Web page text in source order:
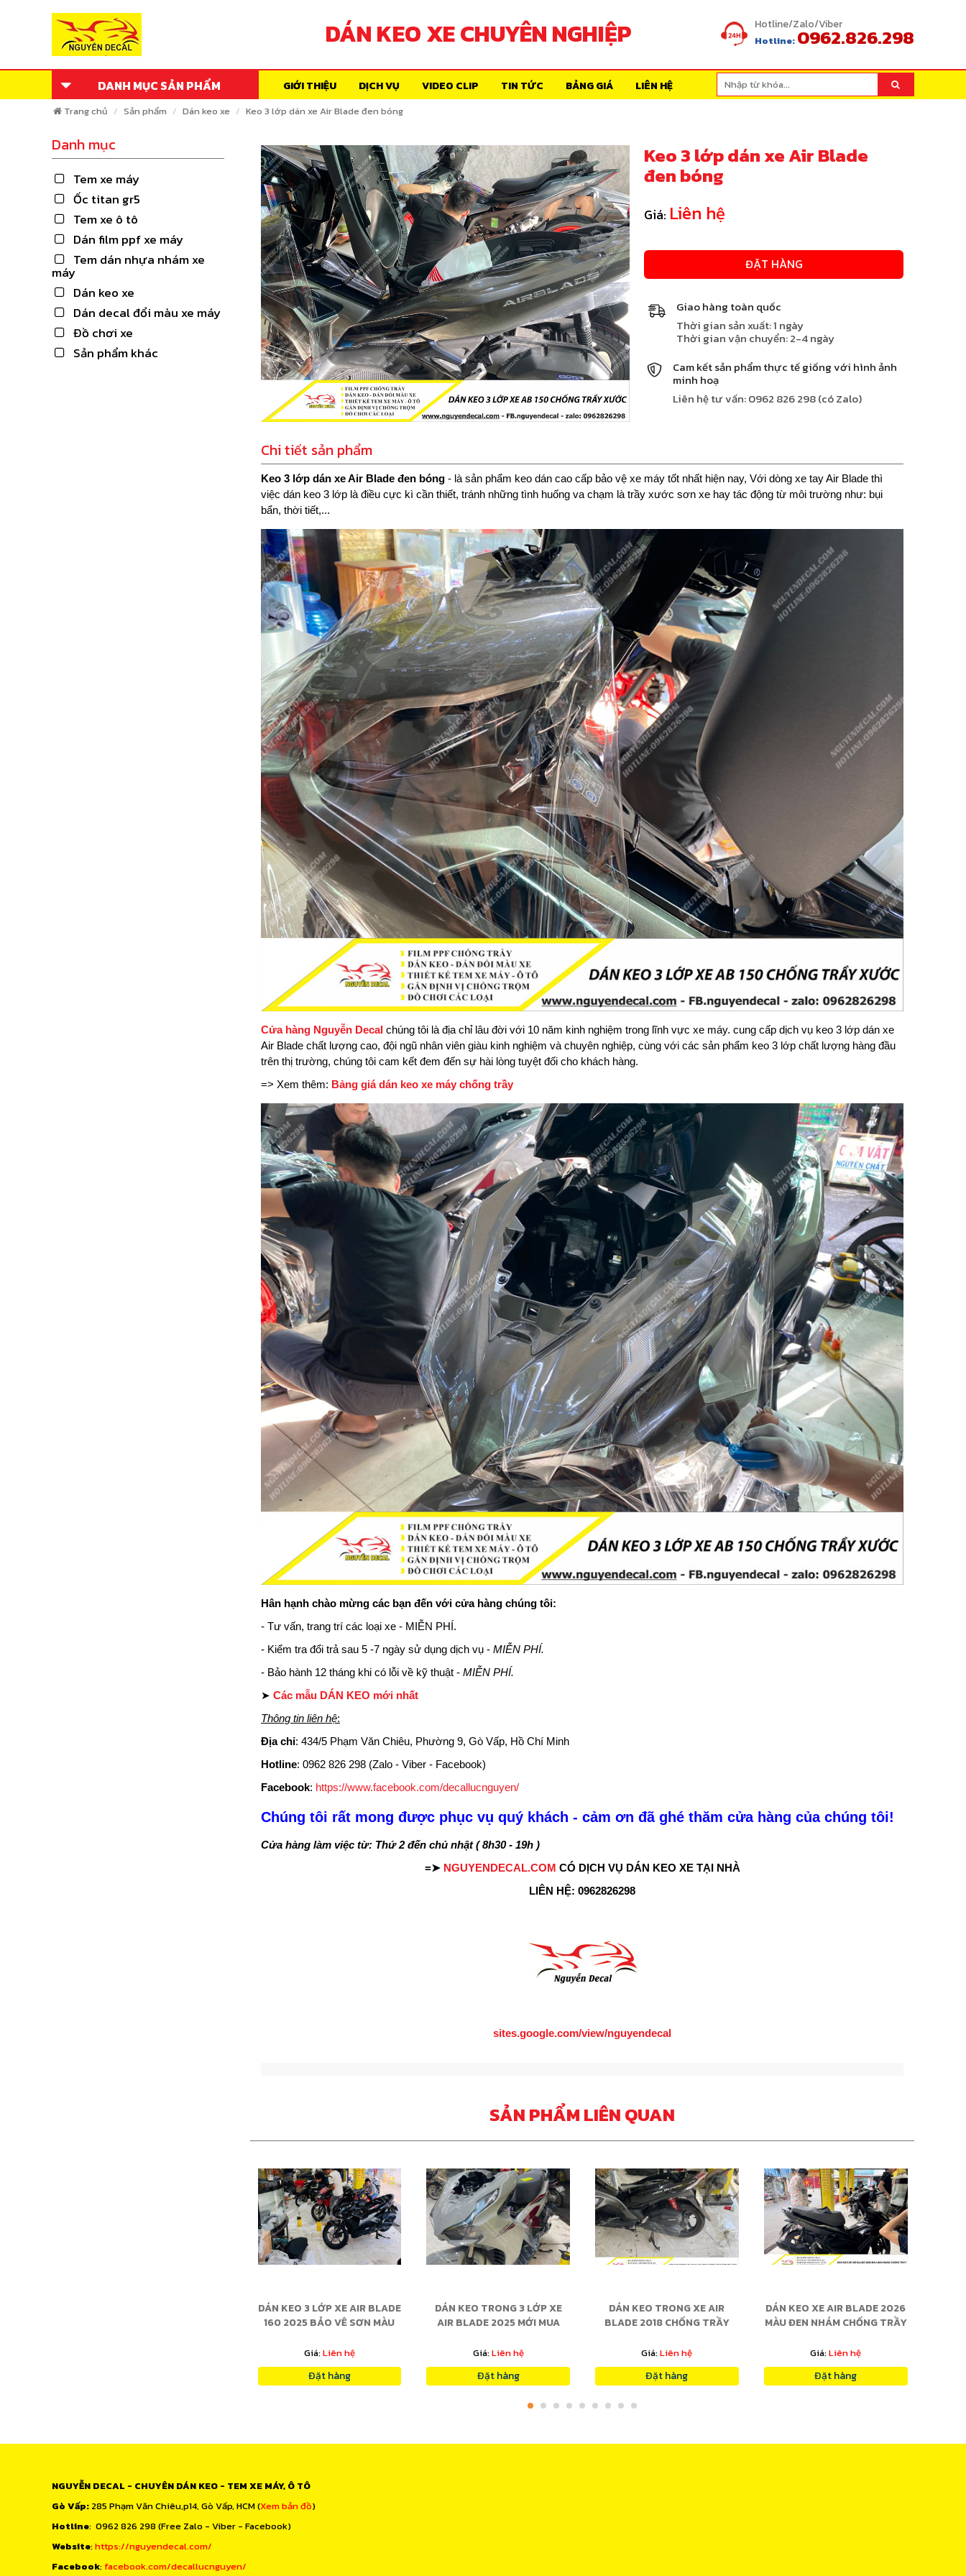
DÁN KEO XE CHUYÊN NGHIỆP Hotline/Zalo/Viber
Hotline: 0962.826.298
DANH MỤC SẢN PHẨM GIỚI THIỆU DỊCH VỤ VIDEO CLIP TIN TỨC BẢNG GIÁ LIÊN HỆ
Trang chủ Sản phẩm Dán keo xe Keo 3 lớp dán xe Air Blade đen bóng
Danh mục
Tem xe máy
Ốc titan gr5
Tem xe ô tô
Dán film ppf xe máy
Tem dán nhựa nhám xe
máy
Dán keo xe
Dán decal đổi màu xe máy
Đồ chơi xe
Sản phẩm khác
Keo 3 lớp dán xe Air Blade
đen bóng
Giá: Liên hệ
ĐẶT HÀNG
Giao hàng toàn quốc
Thời gian sản xuất: 1 ngày
Thời gian vận chuyển: 2-4 ngày
Cam kết sản phẩm thực tế giống với hình ảnh
minh hoạ
Liên hệ tư vấn: 0962 826 298 (có Zalo)
Chi tiết sản phẩm
Keo 3 lớp dán xe Air Blade đen bóng - là sản phẩm keo dán cao cấp bảo vệ xe máy tốt nhất hiện nay, Với dòng xe tay Air Blade thì
việc dán keo 3 lớp là điều cực kì cần thiết, tránh những tình huống va chạm là trầy xước sơn xe hay tác động từ môi trường như: bụi
bẩn, thời tiết,...
Cửa hàng Nguyễn Decal chúng tôi là địa chỉ lâu đời với 10 năm kinh nghiệm trong lĩnh vực xe máy. cung cấp dịch vụ keo 3 lớp dán xe
Air Blade chất lượng cao, đội ngũ nhân viên giàu kinh nghiệm và chuyên nghiệp, cùng với các sản phẩm keo 3 lớp chất lượng hàng đầu
trên thị trường, chúng tôi cam kết đem đến sự hài lòng tuyệt đối cho khách hàng.
=> Xem thêm: Bảng giá dán keo xe máy chống trầy
Hân hạnh chào mừng các bạn đến với cửa hàng chúng tôi:
- Tư vấn, trang trí các loại xe - MIỄN PHÍ.
- Kiểm tra đổi trả sau 5 -7 ngày sử dụng dịch vụ - MIỄN PHÍ.
- Bảo hành 12 tháng khi có lỗi về kỹ thuật - MIỄN PHÍ.
➤ Các mẫu DÁN KEO mới nhất
Thông tin liên hệ:
Địa chỉ: 434/5 Phạm Văn Chiêu, Phường 9, Gò Vấp, Hồ Chí Minh
Hotline: 0962 826 298 (Zalo - Viber - Facebook)
Facebook: https://www.facebook.com/decallucnguyen/
Chúng tôi rất mong được phục vụ quý khách - cảm ơn đã ghé thăm cửa hàng của chúng tôi!
Cửa hàng làm việc từ: Thứ 2 đến chủ nhật ( 8h30 - 19h )
=➤ NGUYENDECAL.COM CÓ DỊCH VỤ DÁN KEO XE TẠI NHÀ
LIÊN HỆ: 0962826298
sites.google.com/view/nguyendecal
SẢN PHẨM LIÊN QUAN
DÁN KEO 3 LỚP XE AIR BLADE
160 2025 BẢO VỆ SƠN MÀU
Giá:Liên hệ
Đặt hàng
DÁN KEO TRONG 3 LỚP XE
AIR BLADE 2025 MỚI MUA
Giá:Liên hệ
Đặt hàng
DÁN KEO TRONG XE AIR
BLADE 2018 CHỐNG TRẦY
Giá:Liên hệ
Đặt hàng
DÁN KEO XE AIR BLADE 2026
MÀU ĐEN NHÁM CHỐNG TRẦY
Giá:Liên hệ
Đặt hàng
NGUYỄN DECAL - CHUYÊN DÁN KEO - TEM XE MÁY, Ô TÔ
Gò Vấp: 285 Phạm Văn Chiêu,p14, Gò Vấp, HCM (Xem bản đồ)
Hotline: 0962 826 298 (Free Zalo - Viber - Facebook)
Website:https://nguyendecal.com/
Facebook: facebook.com/decallucnguyen/